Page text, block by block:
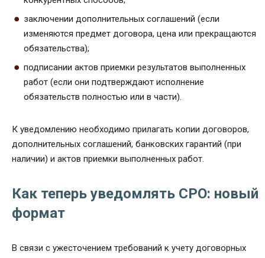
заключении дополнительных соглашений (если
изменяются предмет договора, цена или прекращаются
обязательства);
подписании актов приемки результатов выполненных
работ (если они подтверждают исполнение
обязательств полностью или в части).
К уведомлению необходимо прилагать копии договоров,
дополнительных соглашений, банковских гарантий (при
наличии) и актов приемки выполненных работ.
Как теперь уведомлять СРО: новый
формат
В связи с ужесточением требований к учету договорных